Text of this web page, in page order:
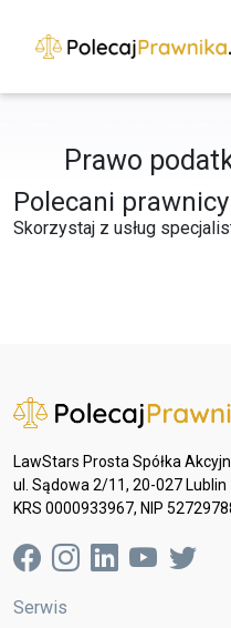
Prawo
Polecani prawnicy
Skorzystaj z usług
LawStars Prosta Spółka
ul. Sądowa 2/11, 20-027 Lublin
KRS 0000933967, NIP
Serwis